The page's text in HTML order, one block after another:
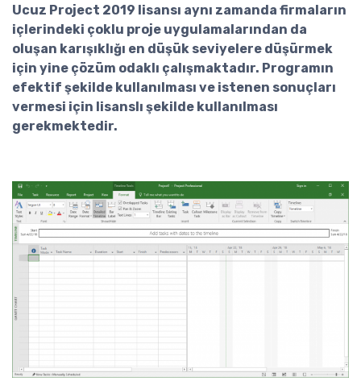
Ucuz Project 2019 lisansı aynı zamanda firmaların
içlerindeki çoklu proje uygulamalarından da
oluşan karışıklığı en düşük seviyelere düşürmek
için yine çözüm odaklı çalışmaktadır. Programın
efektif şekilde kullanılması ve istenen sonuçları
vermesi için lisanslı şekilde kullanılması
gerekmektedir.